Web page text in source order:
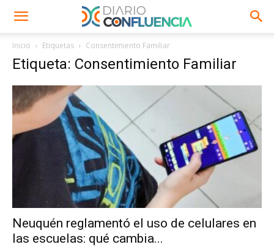
Inicio Etiquetas Consentimiento Familiar
Etiqueta: Consentimiento Familiar
Neuquén reglamentó el uso de celulares en
las escuelas: qué cambia...